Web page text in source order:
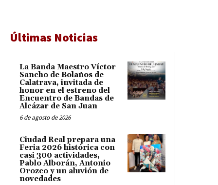
Últimas Noticias
La Banda Maestro Víctor
Sancho de Bolaños de
Calatrava, invitada de
honor en el estreno del
Encuentro de Bandas de
Alcázar de San Juan
6 de agosto de 2026
Ciudad Real prepara una
Feria 2026 histórica con
casi 300 actividades,
Pablo Alborán, Antonio
Orozco y un aluvión de
novedades